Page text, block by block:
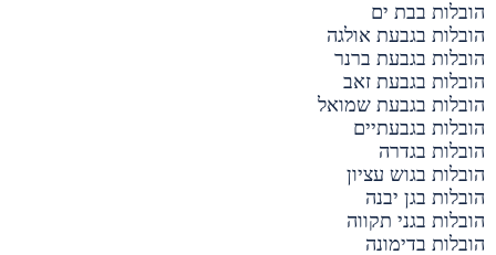
הובלות בבת ים
הובלות בגבעת אולגה
הובלות בגבעת ברנר
הובלות בגבעת זאב
הובלות בגבעת שמואל
הובלות בגבעתיים
הובלות בגדרה
הובלות בגוש עציון
הובלות בגן יבנה
הובלות בגני תקווה
הובלות בדימונה